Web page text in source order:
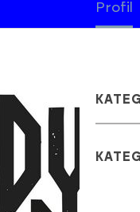
Profil